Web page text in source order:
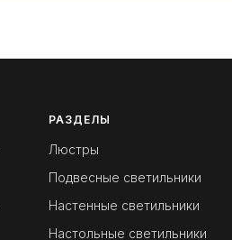
РАЗДЕЛЫ
Люстры
Подвесные светильники
Настенные светильники
Настольные светильники